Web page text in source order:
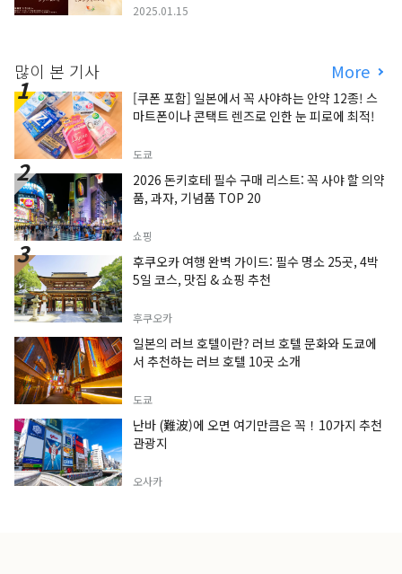
2025.01.15
많이 본 기사 More
[쿠폰 포함] 일본에서 꼭 사야하는 안약 12종! 스
마트폰이나 콘택트 렌즈로 인한 눈 피로에 최적!
도쿄
2026 돈키호테 필수 구매 리스트: 꼭 사야 할 의약
품, 과자, 기념품 TOP 20
쇼핑
후쿠오카 여행 완벽 가이드: 필수 명소 25곳, 4박
5일 코스, 맛집 & 쇼핑 추천
후쿠오카
일본의 러브 호텔이란? 러브 호텔 문화와 도쿄에
서 추천하는 러브 호텔 10곳 소개
도쿄
난바 (難波)에 오면 여기만큼은 꼭！10가지 추천
관광지
오사카